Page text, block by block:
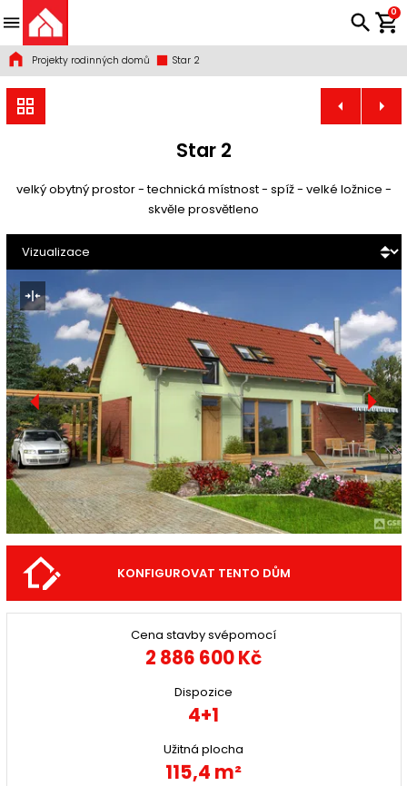
0
Projekty rodinných domů Star 2
Star 2
velký obytný prostor - technická místnost - spíž - velké ložnice -
skvěle prosvětleno
KONFIGUROVAT TENTO DŮM
Cena stavby svépomocí
2 886 600 Kč
Dispozice
4+1
Užitná plocha
115,4 m²